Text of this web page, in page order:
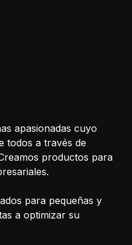
apasionadas cuyo
todos a través de
productos para
para pequeñas y
a optimizar su